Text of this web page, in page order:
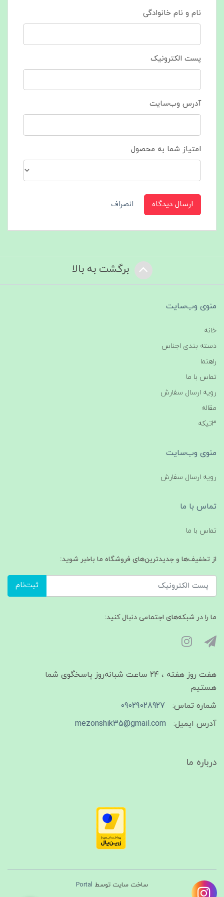
نام و نام خانوادگی
پست الکترونیک
آدرس وب‌سایت
امتیاز شما به محصول
ارسال دیدگاه انصراف
برگشت به بالا
منوی وب‌سایت
خانه
دسته بندی اجناس
راهنما
تماس با ما
رویه ارسال سفارش
مقاله
3تیکه
منوی وب‌سایت
رویه ارسال سفارش
تماس با ما
تماس با ما
از تخفیف‌ها و جدیدترین‌های فروشگاه ما باخبر شوید:
ثبت‌نام
ما را در شبکه‌های اجتماعی دنبال کنید:
هفت روز هفته ، ۲۴ ساعت شبانه‌روز پاسخگوی شما
هستیم
شماره تماس:
09029028927
آدرس ایمیل:
mezonshik35@gmail.com
درباره ما
ساخت سایت توسط Portal